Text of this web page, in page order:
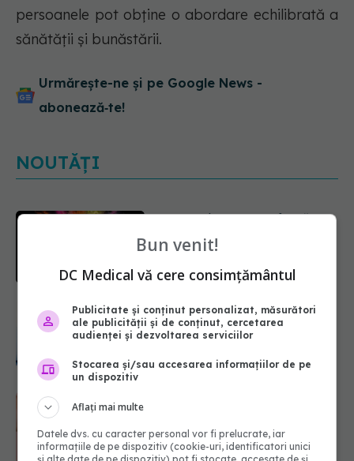
persoanele pot obține o abordare echilibrată a
sănătății și bunăstării.
Urmărește-ne și pe Google News -
abonează‑te!
NOUTĂȚI
EXCLUSIV Cancerele care pot fi
(SANADOR): Au metode de
07.08.2026, 20:09
Testul din deget care ar putea
indica riscul pentru 8 boli majore
07.08.2026, 18:34
07.08.2026, 17:22
Bun venit!
DC Medical vă cere consimțământul
Publicitate și conținut personalizat, măsurători
ale publicității și de conținut, cercetarea
audienței și dezvoltarea serviciilor
Stocarea și/sau accesarea informațiilor de pe
un dispozitiv
Aflați mai multe
Datele dvs. cu caracter personal vor fi prelucrate, iar
informațiile de pe dispozitiv (cookie-uri, identificatori unici